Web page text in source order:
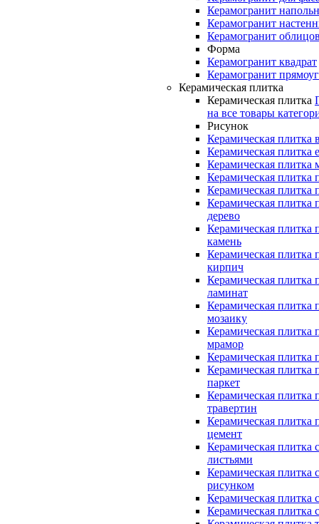
Керамогранит
Керамогранит
Керамогранит
Форма
Керамогранит квадрат
Керамогранит
Керамическая плитка
Керамическая плитка
на все товары
Рисунок
Керамическая плитка
Керамическая плитка
Керамическая плитка
Керамическая плитка
Керамическая плитка
Керамическая плитка
дерево
Керамическая плитка
камень
Керамическая плитка
кирпич
Керамическая плитка
ламинат
Керамическая плитка
мозаику
Керамическая плитка
мрамор
Керамическая плитка
Керамическая плитка
паркет
Керамическая плитка
травертин
Керамическая плитка
цемент
Керамическая плитка с
листьями
Керамическая плитка с
рисунком
Керамическая плитка
Керамическая плитка